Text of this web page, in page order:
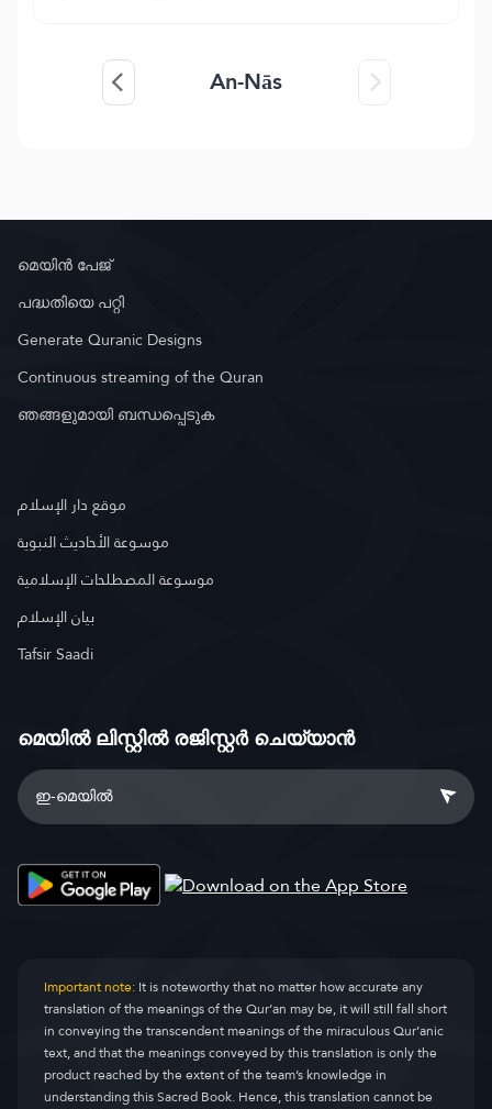
An-Nās
മെയിൻ പേജ്
പദ്ധതിയെ പറ്റി
Generate Quranic Designs
Continuous streaming of the Quran
ഞങ്ങളുമായി ബന്ധപ്പെടുക
موقع دار الإسلام
موسوعة الأحاديث النبوية
موسوعة المصطلحات الإسلامية
بيان الإسلام
Tafsir Saadi
മെയിൽ ലിസ്റ്റിൽ രജിസ്റ്റർ ചെയ്യാൻ
Important note:It is noteworthy that no matter how accurate any
translation of the meanings of the Qur’an may be, it will still fall short
in conveying the transcendent meanings of the miraculous Qur’anic
text, and that the meanings conveyed by this translation is only the
product reached by the extent of the team’s knowledge in
understanding this Sacred Book. Hence, this translation cannot be